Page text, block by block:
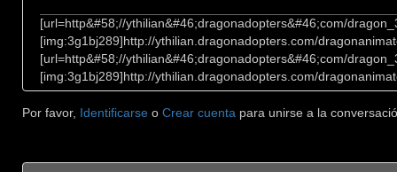
[url=http&#58;//ythilian&#46;dragonadopters&#46;com/
[img:3g1bj289]http://ythilian.dragonadopters.com/
[url=http&#58;//ythilian&#46;dragonadopters&#46;com/
[img:3g1bj289]http://ythilian.dragonadopters.com/
Por favor, Identificarse o Crear cuenta para unirse a la